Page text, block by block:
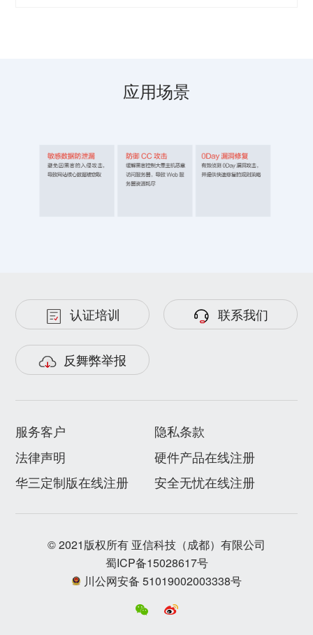
应用场景
认证培训 联系我们
反舞弊举报
服务客户
隐私条款
法律声明
硬件产品在线注册
华三定制版在线注册
安全无忧在线注册
© 2021版权所有 亚信科技（成都）有限公司
蜀ICP备15028617号
川公网安备 51019002003338号